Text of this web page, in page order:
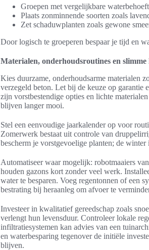
Groepen met vergelijkbare
Plaats zonminnende soorten zoals
Zet schaduwplanten zoals gewone
Door logisch te groeperen bespaar je tijd en
Materialen, onderhoudsroutines en
Kies duurzame, onderhoudsarme materialen
verzegeld beton. Let bij de keuze op garantie
zijn vorstbestendige opties en lichte
blijven langer mooi.
Stel een eenvoudige jaarkalender op voor
Zomerwerk bestaat uit controle van
bescherm je vorstgevoelige planten; de
Automatiseer waar mogelijk: robotmaaiers
houden gazons kort zonder veel werk.
water te besparen. Voeg regentonnen of een
bestrating bij heraanleg om afvoer te
Investeer in kwalitatief gereedschap zoals
verlengt hun levensduur. Controleer lokale
infiltratiesystemen kan advies van een
en waterbesparing tegenover de initiële
blijven.